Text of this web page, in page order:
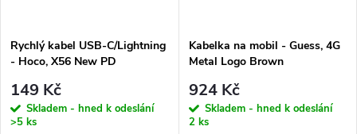
Rychlý kabel USB-C/Lightning
- Hoco, X56 New PD
149 Kč
Skladem - hned k odeslání
>5 ks
Kabelka na mobil - Guess, 4G
Metal Logo Brown
924 Kč
Skladem - hned k odeslání
2 ks